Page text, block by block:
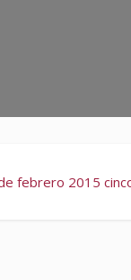
febrero 2015